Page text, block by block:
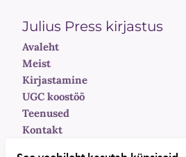
Julius Press kirjastus
Avaleht
Meist
Kirjastamine
UGC koostöö
Teenused
Kontakt